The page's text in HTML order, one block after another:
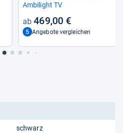
Ambi­light TV
469,00 €
5 Angebote vergleichen
schwarz